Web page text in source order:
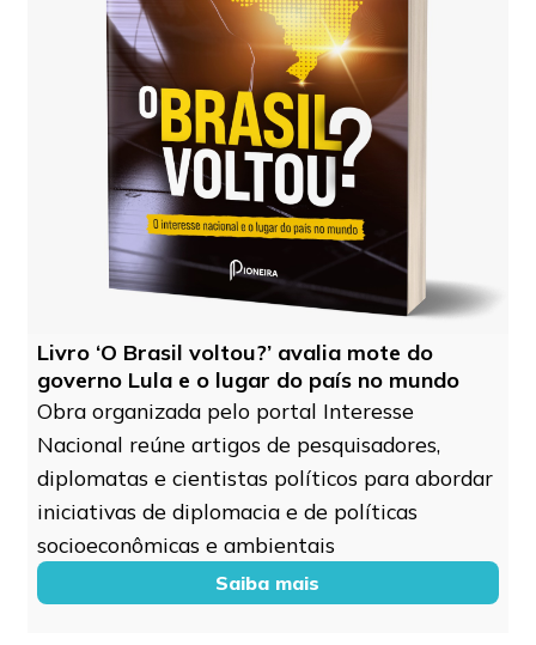
Livro ‘O Brasil voltou?’ avalia mote do
governo Lula e o lugar do país no mundo
Obra organizada pelo portal Interesse
Nacional reúne artigos de pesquisadores,
diplomatas e cientistas políticos para abordar
iniciativas de diplomacia e de políticas
socioeconômicas e ambientais
Saiba mais